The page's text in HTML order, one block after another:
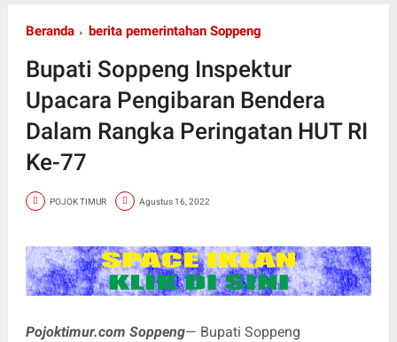
Beranda berita pemerintahan Soppeng
Bupati Soppeng Inspektur
Upacara Pengibaran Bendera
Dalam Rangka Peringatan HUT RI
Ke-77
POJOK TIMUR Agustus 16, 2022
Pojoktimur.com Soppeng— Bupati Soppeng